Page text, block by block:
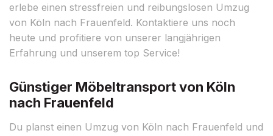
erlebe einen stressfreien und reibungslosen Umzug
von Köln nach Frauenfeld. Kontaktiere uns noch
heute und profitiere von unserer langjährigen
Erfahrung und unserem top Service!
Günstiger Möbeltransport von Köln
nach Frauenfeld
Du planst einen Umzug von Köln nach Frauenfeld und